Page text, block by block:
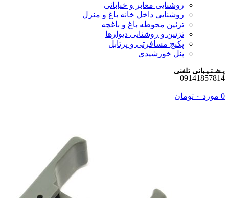
روشنایی معابر و خیابانی
روشنایی داخل خانه باغ و منزل
تزئین محوطه باغ و باغچه
تزئین و روشنایی دیوارها
پکیج مسافرتی و پرتابل
پنل خورشیدی
پـشـتـیـبانی تلفنی
09141857814
0 مورد ۰ تومان